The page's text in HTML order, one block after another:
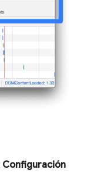
Configuración